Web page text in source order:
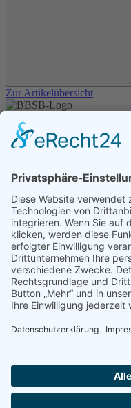
Zur Artikelübersicht
Unser Angebot
Shop
Datenschutz
Kontakt
Transparenzerklärung
BBSB-Inform:
für
Anmeldung Newsletter
Unser